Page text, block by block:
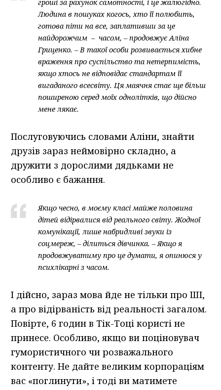
гроші за рахунок самотності, і це жалюгідно.
Людина в пошуках когось, хто її полюбить,
готова піти на все, заплативши за це
найдорожчим – часом, – продовжує Аліна
Гриценко. – В такої особи розвивається хибне
враження про суспільство та нетерпимість,
якщо хтось не відповідає стандартам її
вигаданого всесвіту. Ця маячня стає ще більш
поширеною серед моїх однолітків, що дійсно
мене лякає.
Послуговуючись словами Аліни, знайти
друзів зараз неймовірно складно, а
дружити з дорослими дядьками не
особливо є бажання.
Якщо чесно, в моєму класі майже половина
дітей відірвалися від реального світу. Жодної
комунікації, лише набридливі звуки із
соцмереж, – ділиться дівчинка. – Якщо я
продовжуватиму про це думати, я опинюся у
психлікарні з часом.
І дійсно, зараз мова йде не тільки про ШІ,
а про відірваність від реальності загалом.
Повірте, 6 годин в Тік-Тоці користі не
принесе. Особливо, якщо ви поціновувач
гумористичного чи розважального
контенту. Не дайте великим корпораціям
вас «поглинути», і тоді ви матимете